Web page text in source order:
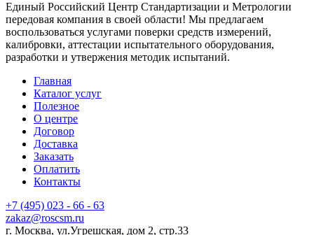
Единый Российский Центр Стандартизации и Метрологии
передовая компания в своей области! Мы предлагаем
воспользоваться услугами поверки средств измерений,
калибровки, аттестации испытательного оборудования,
разработки и утвержения методик испытаний.
Главная
Каталог услуг
Полезное
О центре
Договор
Доставка
Заказать
Оплатить
Контакты
+7 (495) 023 - 66 - 63
zakaz@roscsm.ru
г. Москва, ул.Угрешская, дом 2, стр.33